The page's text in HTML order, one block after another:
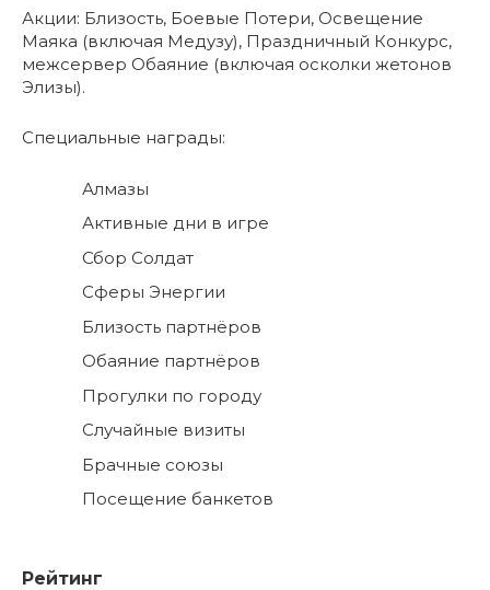
Акции: Близость, Боевые Потери, Освещение
Маяка (включая Медузу), Праздничный Конкурс,
межсервер Обаяние (включая осколки жетонов
Элизы).
Специальные награды:
Алмазы
Активные дни в игре
Сбор Солдат
Сферы Энергии
Близость партнёров
Обаяние партнёров
Прогулки по городу
Случайные визиты
Брачные союзы
Посещение банкетов
Рейтинг